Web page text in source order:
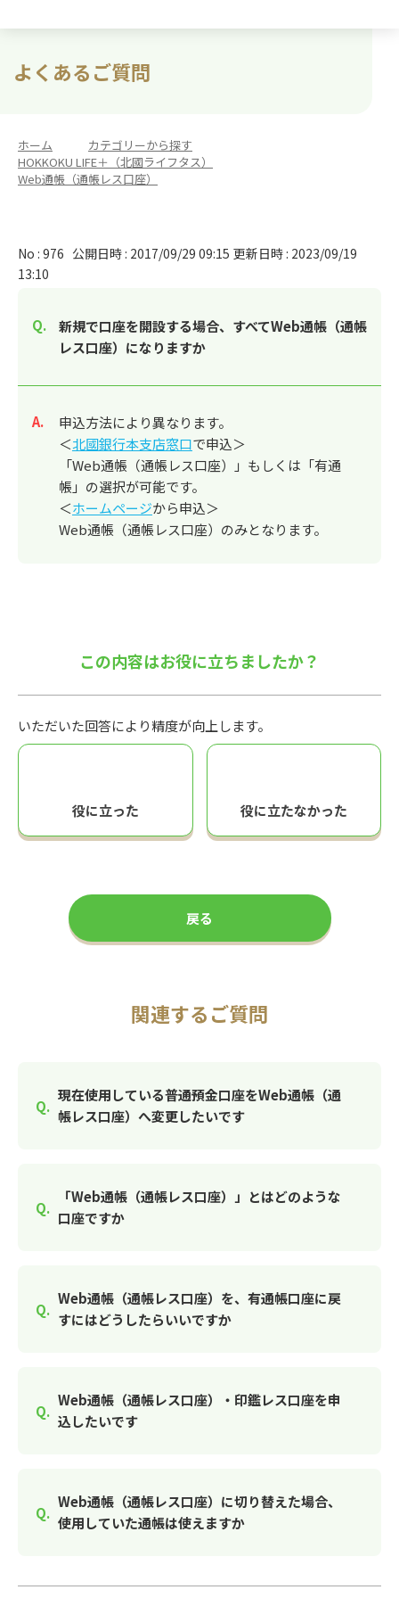
よくあるご質問
ホーム カテゴリーから探す
HOKKOKU LIFE＋（北國ライフタス）
Web通帳（通帳レス口座）
No : 976 公開日時 : 2017/09/29 09:15 更新日時 : 2023/09/19
13:10
新規で口座を開設する場合、すべてWeb通帳（通帳
レス口座）になりますか
回答
申込方法により異なります。
＜北國銀行本支店窓口で申込＞
「Web通帳（通帳レス口座）」もしくは「有通
帳」の選択が可能です。
＜ホームページから申込＞
Web通帳（通帳レス口座）のみとなります。
この内容はお役に立ちましたか？
いただいた回答により精度が向上します。
役に立った 役に立たなかった
戻る
関連するご質問
現在使用している普通預金口座をWeb通帳（通
帳レス口座）へ変更したいです
「Web通帳（通帳レス口座）」とはどのような
口座ですか
Web通帳（通帳レス口座）を、有通帳口座に戻
すにはどうしたらいいですか
Web通帳（通帳レス口座）・印鑑レス口座を申
込したいです
Web通帳（通帳レス口座）に切り替えた場合、
使用していた通帳は使えますか